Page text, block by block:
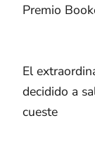
Premio
El
decidido a
cueste